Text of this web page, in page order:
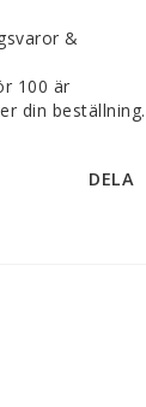
&
100 är
din beställning.
DELA